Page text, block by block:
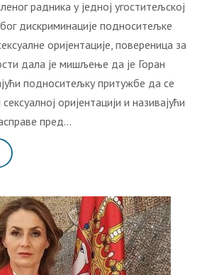
радника у једној угоститељској
дискриминације подноситељке
оријентације, повереница за
дала је мишљење да је Горан
подноситељку притужбе да се
сексуалној оријентацији и називајући
пред…